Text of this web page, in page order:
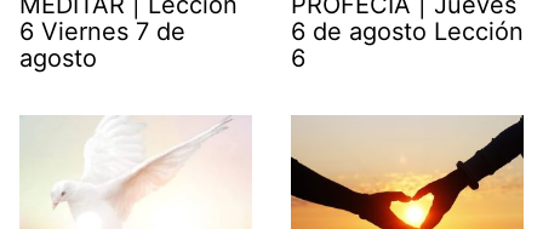
6 Viernes 7 de
agosto
6 de agosto Lección
6